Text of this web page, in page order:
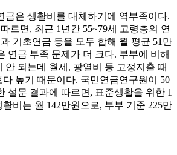
금은 생활비를 대체하기에 역부족이다.
르면, 최근 1년간 55~79세 고령층의 연
기초연금 등을 모두 합해 월 평균 51만
연금 부족 문제가 더 크다. 부부에 비해
안 되는데 월세, 광열비 등 고정지출 때
높기 때문이다. 국민연금연구원이 50
설문 결과에 따르면, 표준생활을 위한 1
비는 월 142만원으로, 부부 기준 225만